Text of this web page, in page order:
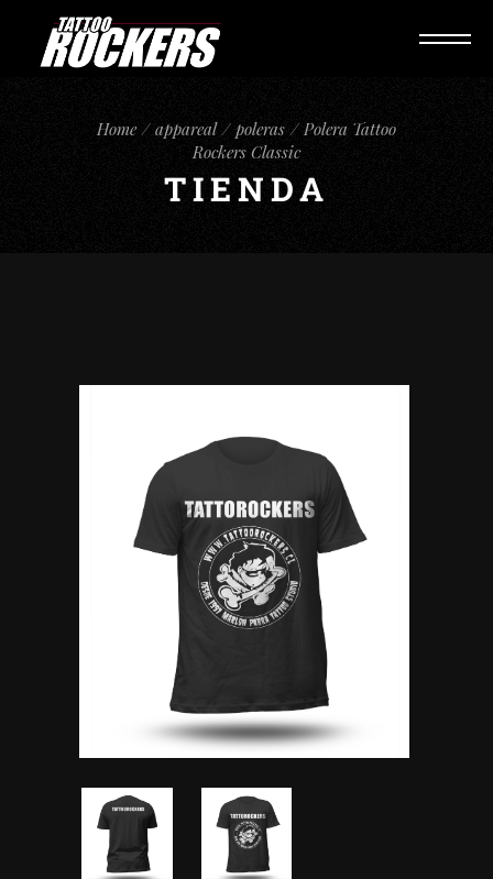
Home appareal poleras
Polera Tattoo
Rockers Classic
TIENDA